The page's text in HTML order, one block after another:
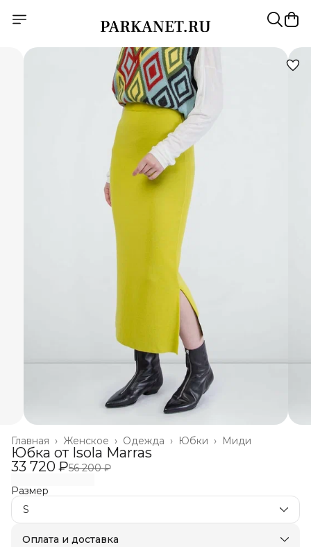
Миди
Юбки ›
Одежда ›
Женское ›
Главная ›
Юбка от Isola Marras
33 720 ₽56 200 ₽
Размер
S
Оплата и доставка